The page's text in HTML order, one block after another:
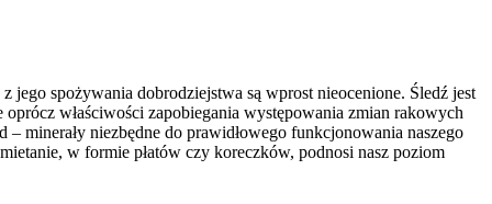
jego spożywania dobrodziejstwa są wprost nieocenione. Śledź jest
właściwości zapobiegania występowania zmian rakowych
minerały niezbędne do prawidłowego funkcjonowania naszego
w formie płatów czy koreczków, podnosi nasz poziom